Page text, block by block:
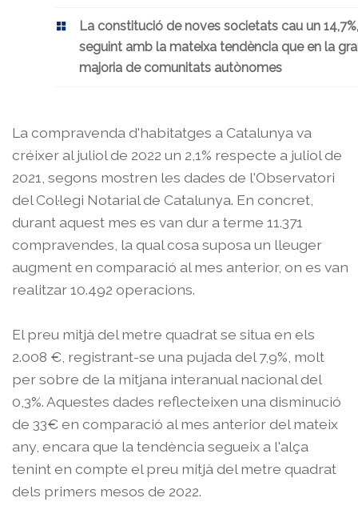
La constitució de noves societats cau un 14,7%,
seguint amb la mateixa tendència que en la
majoria de comunitats autònomes
La compravenda d'habitatges a Catalunya va
créixer al juliol de 2022 un 2,1% respecte a juliol de
2021, segons mostren les dades de l'Observatori
del Col·legi Notarial de Catalunya. En concret,
durant aquest mes es van dur a terme 11.371
compravendes, la qual cosa suposa un lleuger
augment en comparació al mes anterior, on es van
realitzar 10.492 operacions.
El preu mitjà del metre quadrat se situa en els
2.008 €, registrant-se una pujada del 7,9%, molt
per sobre de la mitjana interanual nacional del
0,3%. Aquestes dades reflecteixen una disminució
de 33€ en comparació al mes anterior del mateix
any, encara que la tendència segueix a l'alça
tenint en compte el preu mitjà del metre quadrat
dels primers mesos de 2022.